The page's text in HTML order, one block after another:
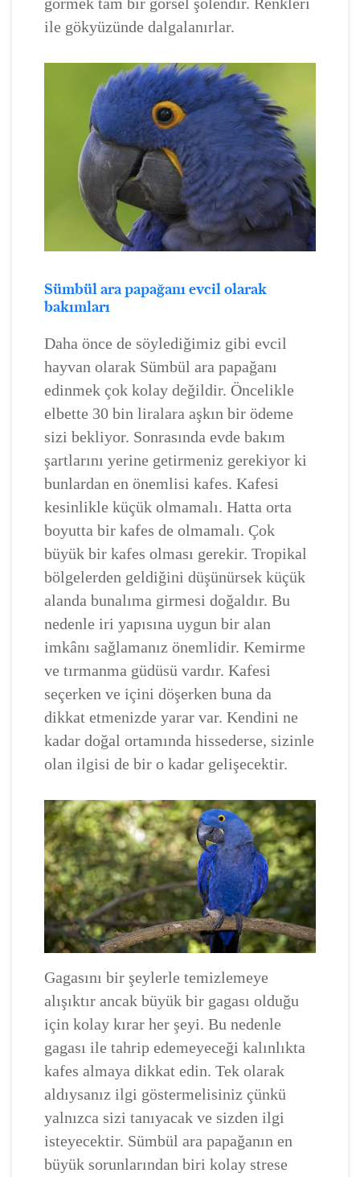
görmek tam bir görsel şölendir. Renkleri
ile gökyüzünde dalgalanırlar.
Sümbül ara papağanı evcil olarak
bakımları
Daha önce de söylediğimiz gibi evcil
hayvan olarak Sümbül ara papağanı
edinmek çok kolay değildir. Öncelikle
elbette 30 bin liralara aşkın bir ödeme
sizi bekliyor. Sonrasında evde bakım
şartlarını yerine getirmeniz gerekiyor ki
bunlardan en önemlisi kafes. Kafesi
kesinlikle küçük olmamalı. Hatta orta
boyutta bir kafes de olmamalı. Çok
büyük bir kafes olması gerekir. Tropikal
bölgelerden geldiğini düşünürsek küçük
alanda bunalıma girmesi doğaldır. Bu
nedenle iri yapısına uygun bir alan
imkânı sağlamanız önemlidir. Kemirme
ve tırmanma güdüsü vardır. Kafesi
seçerken ve içini döşerken buna da
dikkat etmenizde yarar var. Kendini ne
kadar doğal ortamında hissederse, sizinle
olan ilgisi de bir o kadar gelişecektir.
Gagasını bir şeylerle temizlemeye
alışıktır ancak büyük bir gagası olduğu
için kolay kırar her şeyi. Bu nedenle
gagası ile tahrip edemeyeceği kalınlıkta
kafes almaya dikkat edin. Tek olarak
aldıysanız ilgi göstermelisiniz çünkü
yalnızca sizi tanıyacak ve sizden ilgi
isteyecektir. Sümbül ara papağanın en
büyük sorunlarından biri kolay strese